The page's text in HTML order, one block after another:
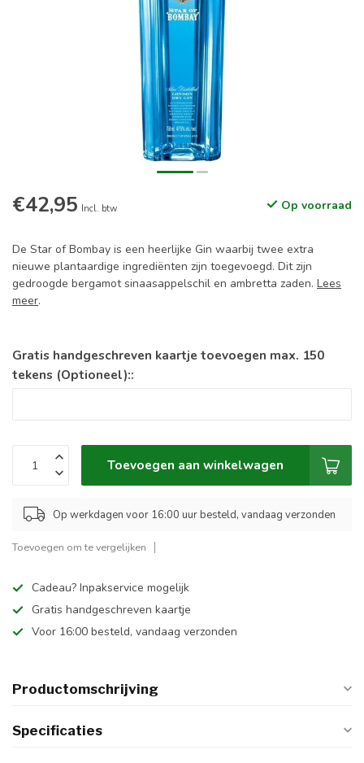
€42,95 Incl. btw Op voorraad
De Star of Bombay is een heerlijke Gin waarbij twee extra
nieuwe plantaardige ingrediënten zijn toegevoegd. Dit zijn
gedroogde bergamot sinaasappelschil en ambretta zaden. Lees
meer.
Gratis handgeschreven kaartje toevoegen max. 150
tekens (Optioneel)::
Toevoegen aan winkelwagen
Op werkdagen voor 16:00 uur besteld, vandaag verzonden
Toevoegen om te vergelijken
Cadeau? Inpakservice mogelijk
Gratis handgeschreven kaartje
Voor 16:00 besteld, vandaag verzonden
Productomschrijving
Specificaties